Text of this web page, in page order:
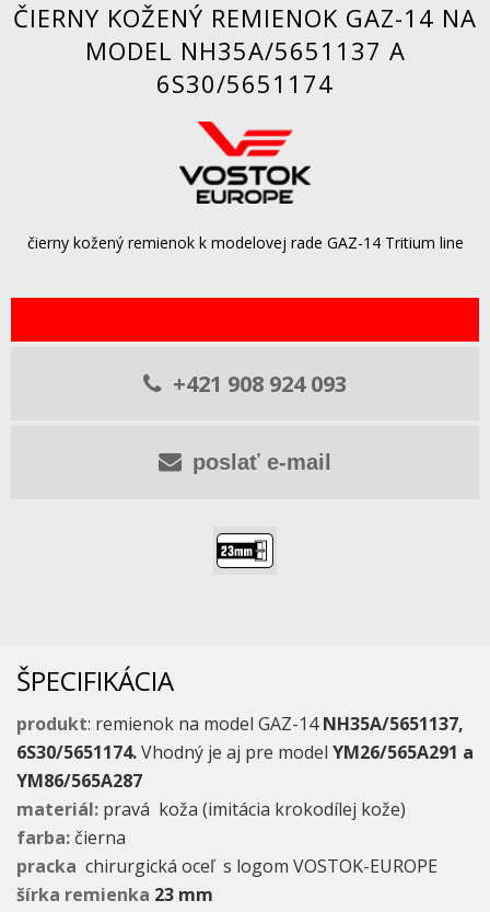
ČIERNY KOŽENÝ REMIENOK GAZ-14 NA
MODEL NH35A/5651137 A
6S30/5651174
čierny kožený remienok k modelovej rade GAZ-14 Tritium line
+421 908 924 093
poslať e-mail
ŠPECIFIKÁCIA
produkt: remienok na model GAZ-14NH35A/5651137,
6S30/5651174.Vhodný je aj pre model YM26/565A291 a
YM86/565A287
materiál: pravá koža (imitácia krokodílej kože)
farba: čierna
pracka chirurgická oceľ s logom VOSTOK-EUROPE
šírka remienka 23 mm